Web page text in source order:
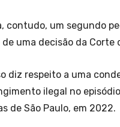
contudo, um segundo
uma decisão da Corte
diz respeito a uma
ilegal no
de São Paulo, em 2022.